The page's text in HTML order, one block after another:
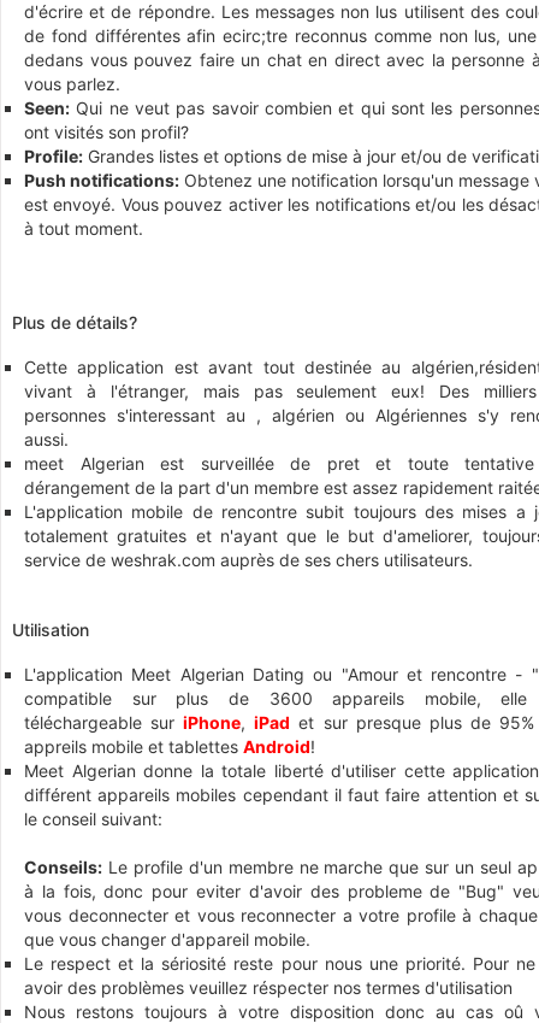
d'écrire et de répondre. Les messages non lus utilisent des
de fond différentes afin ecirc;tre reconnus comme non lus,
dedans vous pouvez faire un chat en direct avec la personne
vous parlez.
Seen: Qui ne veut pas savoir combien et qui sont les
ont visités son profil?
Profile: Grandes listes et options de mise à jour et/ou de
Push notifications: Obtenez une notification lorsqu'un message
est envoyé. Vous pouvez activer les notifications et/ou les
à tout moment.
Plus de détails?
Cette application est avant tout destinée au
vivant à l'étranger, mais pas seulement eux! Des
personnes s'interessant au , algérien ou Algériennes s'y
aussi.
meet Algerian est surveillée de pret et toute
dérangement de la part d'un membre est assez rapidement
L'application mobile de rencontre subit toujours des mises a
totalement gratuites et n'ayant que le but d'ameliorer,
service de weshrak.com auprès de ses chers utilisateurs.
Utilisation
L'application Meet Algerian Dating ou "Amour et rencontre -
compatible sur plus de 3600 appareils mobile, elle
téléchargeable suriPhone,iPad et sur presque plus de 95%
appreils mobile et tablettes Android!
Meet Algerian donne la totale liberté d'utiliser cette
différent appareils mobiles cependant il faut faire attention et
le conseil suivant:
Conseils: Le profile d'un membre ne marche que sur un seul
à la fois, donc pour eviter d'avoir des probleme de "Bug"
vous deconnecter et vous reconnecter a votre profile à
que vous changer d'appareil mobile.
Le respect et la sériosité reste pour nous une priorité. Pour
avoir des problèmes veuillez réspecter nos termes d'utilisation
Nous restons toujours à votre disposition donc au cas oû